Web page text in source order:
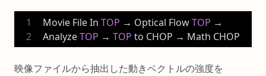
Movie File In TOP → Optical Flow TOP →
Analyze TOP → TOP to CHOP → Math CHOP
映像ファイルから抽出した動きベクトルの強度を